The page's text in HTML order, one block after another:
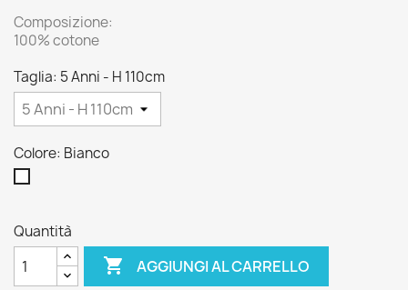
Composizione:
100% cotone
Taglia: 5 Anni - H 110cm
Colore: Bianco
Quantità
 AGGIUNGI AL CARRELLO